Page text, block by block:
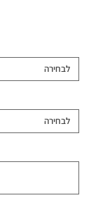
לבחירה
לבחירה